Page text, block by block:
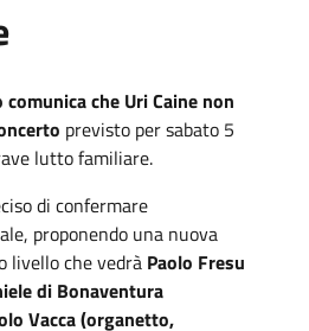
che Uri Caine non
previsto per sabato 5
lutto familiare.
di confermare
proponendo una nuova
livello che vedrà Paolo Fresu
di Bonaventura
Vacca (organetto,